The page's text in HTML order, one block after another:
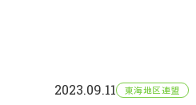
2023.09.11 東海地区連盟